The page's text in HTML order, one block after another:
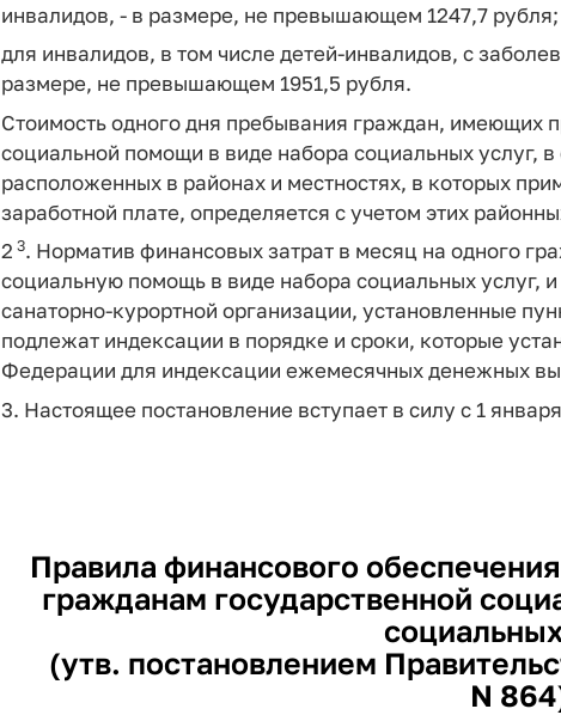
инвалидов, - в размере, не превышающем 1247,7 рубля;
для инвалидов, в том числе детей-инвалидов, с
размере, не превышающем 1951,5 рубля.
Стоимость одного дня пребывания граждан, имеющих
социальной помощи в виде набора социальных услуг,
расположенных в районах и местностях, в которых
заработной плате, определяется с учетом этих
2 3. Норматив финансовых затрат в месяц на одного
социальную помощь в виде набора социальных услуг,
санаторно-курортной организации, установленные
подлежат индексации в порядке и сроки, которые
Федерации для индексации ежемесячных денежных
3. Настоящее постановление вступает в силу с 1
Правила финансового
гражданам государственной
(утв. постановлением
N